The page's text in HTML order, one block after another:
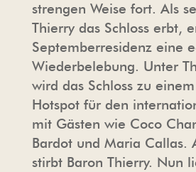
strengen Weise fort. Als
Thierry das Schloss erbt,
Septemberresidenz eine
Wiederbelebung. Unter
wird das Schloss zu
Hotspot für den
mit Gästen wie Coco
Bardot und Maria Callas.
stirbt Baron Thierry. Nun